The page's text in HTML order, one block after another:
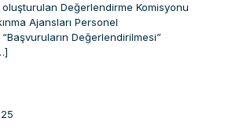
Değerlendirme Komisyonu
Ajansları Personel
Değerlendirilmesi”